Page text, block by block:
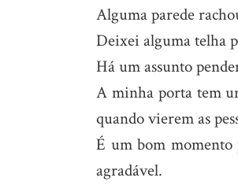
Alguma parede
Deixei alguma telha
Há um assunto
A minha porta tem
quando vierem as
É um bom momento
agradável.